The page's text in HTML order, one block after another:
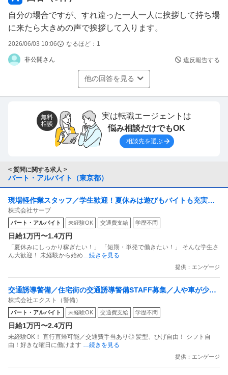
自分の場合ですが、すれ違った一人一人に挨拶して持ち場
に来たら大きめの声で挨拶して入ります。
2026/06/03 10:06 なるほど： 1
非公開さん 違反報告する
他の回答を見る
無料
相談
実は転職エージェントは
悩み相談だけでもOK
相談先を選ぶ
< 質問に関する求人 >
パート・アルバイト（東京都）
現場軽作業スタッフ／学生歓迎！夏休みは遊びもバイトも充実！
友達と一緒に働いて／日払いで稼いで夏休みを満喫しよう！
株式会社サーブ
パート・アルバイト 未経験OK 交通費支給 学歴不問
日給1万円〜1.4万円
「夏休みにしっかり稼ぎたい！」 「短期・単発で働きたい！」 そんな学生さ
ん大歓迎！ 未経験から始め…続きを見る
提供：エンゲージ
交通誘導警備／住宅街の交通誘導警備STAFF募集／人や車が少な
いから楽々／平均作業時間4.5時間で日給1万円保証
株式会社エクスト（警備）
パート・アルバイト 未経験OK 交通費支給 学歴不問
日給1万円〜2.4万円
未経験OK！ 直行直帰可能／交通費手当あり◎ 髪型、ひげ自由！ シフト自
由！好きな曜日に働けます …続きを見る
提供：エンゲージ